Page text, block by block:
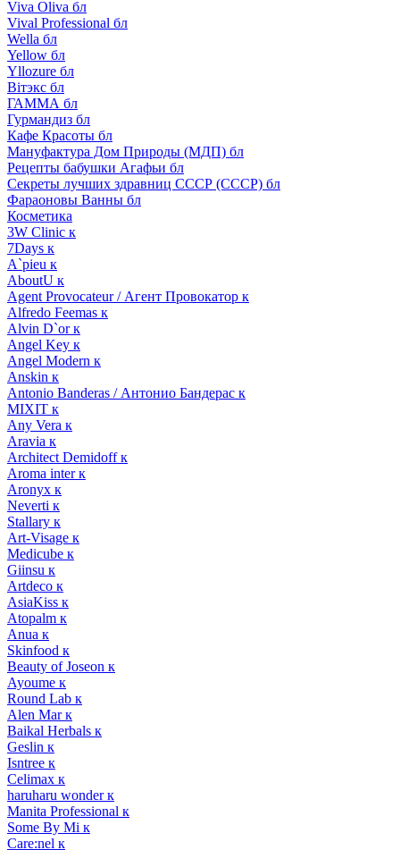
Viva Oliva бл
Vival Professional бл
Wella бл
Yellow бл
Yllozure бл
Вiтэкс бл
ГАММА бл
Гурмандиз бл
Кафе Красоты бл
Мануфактура Дом Природы (МДП) бл
Рецепты бабушки Агафьи бл
Секреты лучших здравниц СССР (СССР) бл
Фараоновы Ванны бл
Косметика
3W Clinic к
7Days к
A`pieu к
AboutU к
Agent Provocateur / Агент Провокатор к
Alfredo Feemas к
Alvin D`or к
Angel Key к
Angel Modern к
Anskin к
Antonio Banderas / Антонио Бандерас к
MIXIT к
Any Vera к
Aravia к
Architect Demidoff к
Aroma inter к
Aronyx к
Neverti к
Stallary к
Art-Visage к
Medicube к
Giinsu к
Artdeco к
AsiaKiss к
Atopalm к
Anua к
Skinfood к
Beauty of Joseon к
Ayoume к
Round Lab к
Alen Mar к
Baikal Herbals к
Geslin к
Isntree к
Celimax к
haruharu wonder к
Manita Professional к
Some By Mi к
Care:nel к